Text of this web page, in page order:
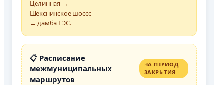
Целинная →
Шекснинское шоссе
→ дамба ГЭС.
📋 Расписание
межмуниципальных
маршрутов
НА ПЕРИОД
ЗАКРЫТИЯ